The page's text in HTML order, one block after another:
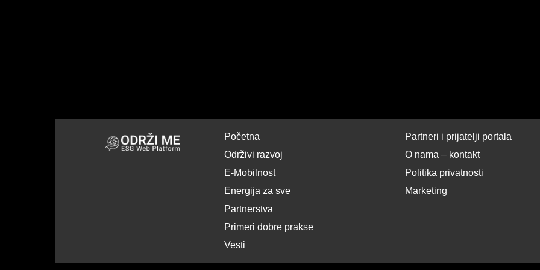
Početna
Održivi razvoj
E-Mobilnost
Energija za sve
Partnerstva
Primeri dobre prakse
Vesti
Partneri i prijatelji portala
O nama – kontakt
Politika privatnosti
Marketing